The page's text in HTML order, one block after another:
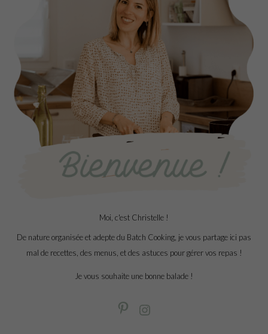
Moi, c'est Christelle !
De nature organisée et adepte du Batch Cooking, je vous partage ici pas
mal de recettes, des menus, et des astuces pour gérer vos repas !
Je vous souhaite une bonne balade !